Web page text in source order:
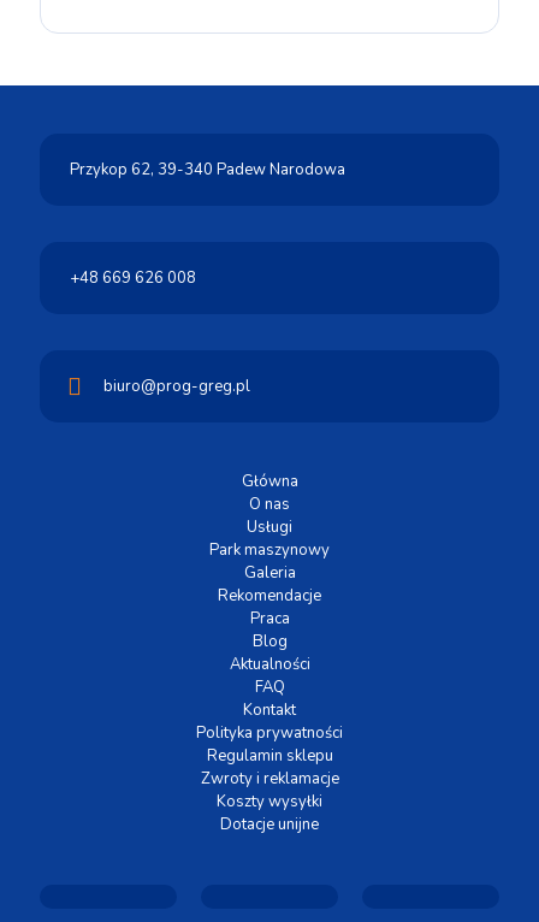
Przykop 62, 39-340 Padew Narodowa
+48 669 626 008
biuro@prog-greg.pl
Główna
O nas
Usługi
Park maszynowy
Galeria
Rekomendacje
Praca
Blog
Aktualności
FAQ
Kontakt
Polityka prywatności
Regulamin sklepu
Zwroty i reklamacje
Koszty wysyłki
Dotacje unijne